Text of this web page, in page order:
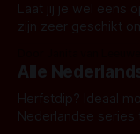
Laat jij je wel eens
zijn zeer geschikt
Alle
Herfstdip? Ideaal
Nederlandse series te bingen! Bij